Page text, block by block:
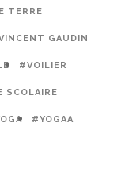
TERRE
GAUDIN
#VOILIER
SCOLAIRE
#YOGAA